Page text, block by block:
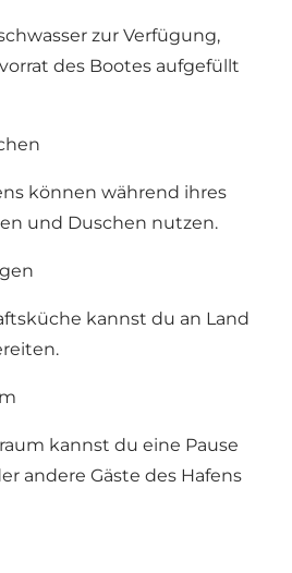
zur Verfügung,
des Bootes aufgefüllt
können während ihres
und Duschen nutzen.
kannst du an Land
kannst du eine Pause
andere Gäste des Hafens